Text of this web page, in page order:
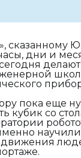
сказанному
дни и
пока еще
кубик со